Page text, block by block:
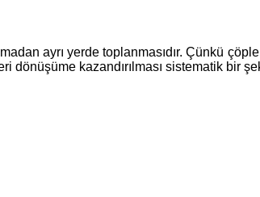
ayrı yerde toplanmasıdır. Çünkü
kazandırılması sistematik bir